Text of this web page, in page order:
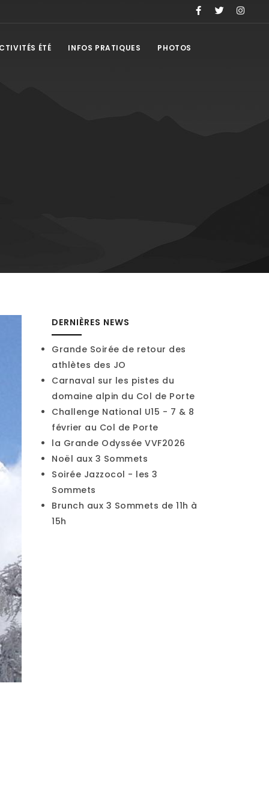
ÉTÉ INFOS PRATIQUES PHOTOS
DERNIÈRES NEWS
Grande Soirée de retour des
athlètes des JO
Carnaval sur les pistes du
domaine alpin du Col de Porte
Challenge National U15 - 7 & 8
février au Col de Porte
la Grande Odyssée VVF2026
Noël aux 3 Sommets
Soirée Jazzocol - les 3
Sommets
Brunch aux 3 Sommets de 11h à
15h